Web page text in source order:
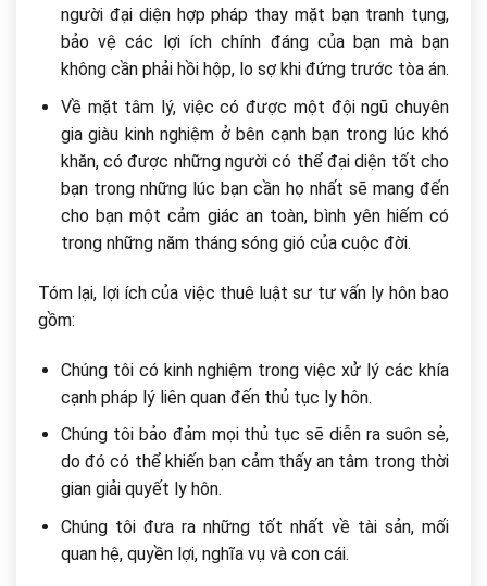
người đại diện hợp pháp thay mặt bạn tranh tụng,
bảo vệ các lợi ích chính đáng của bạn mà bạn
không cần phải hồi hộp, lo sợ khi đứng trước tòa án.
Về mặt tâm lý, việc có được một đội ngũ chuyên
gia giàu kinh nghiệm ở bên cạnh bạn trong lúc khó
khăn, có được những người có thể đại diện tốt cho
bạn trong những lúc bạn cần họ nhất sẽ mang đến
cho bạn một cảm giác an toàn, bình yên hiếm có
trong những năm tháng sóng gió của cuộc đời.
Tóm lại, lợi ích của việc thuê luật sư tư vấn ly hôn bao
gồm:
Chúng tôi có kinh nghiệm trong việc xử lý các khía
cạnh pháp lý liên quan đến thủ tục ly hôn.
Chúng tôi bảo đảm mọi thủ tục sẽ diễn ra suôn sẻ,
do đó có thể khiến bạn cảm thấy an tâm trong thời
gian giải quyết ly hôn.
Chúng tôi đưa ra những tốt nhất về tài sản, mối
quan hệ, quyền lợi, nghĩa vụ và con cái.